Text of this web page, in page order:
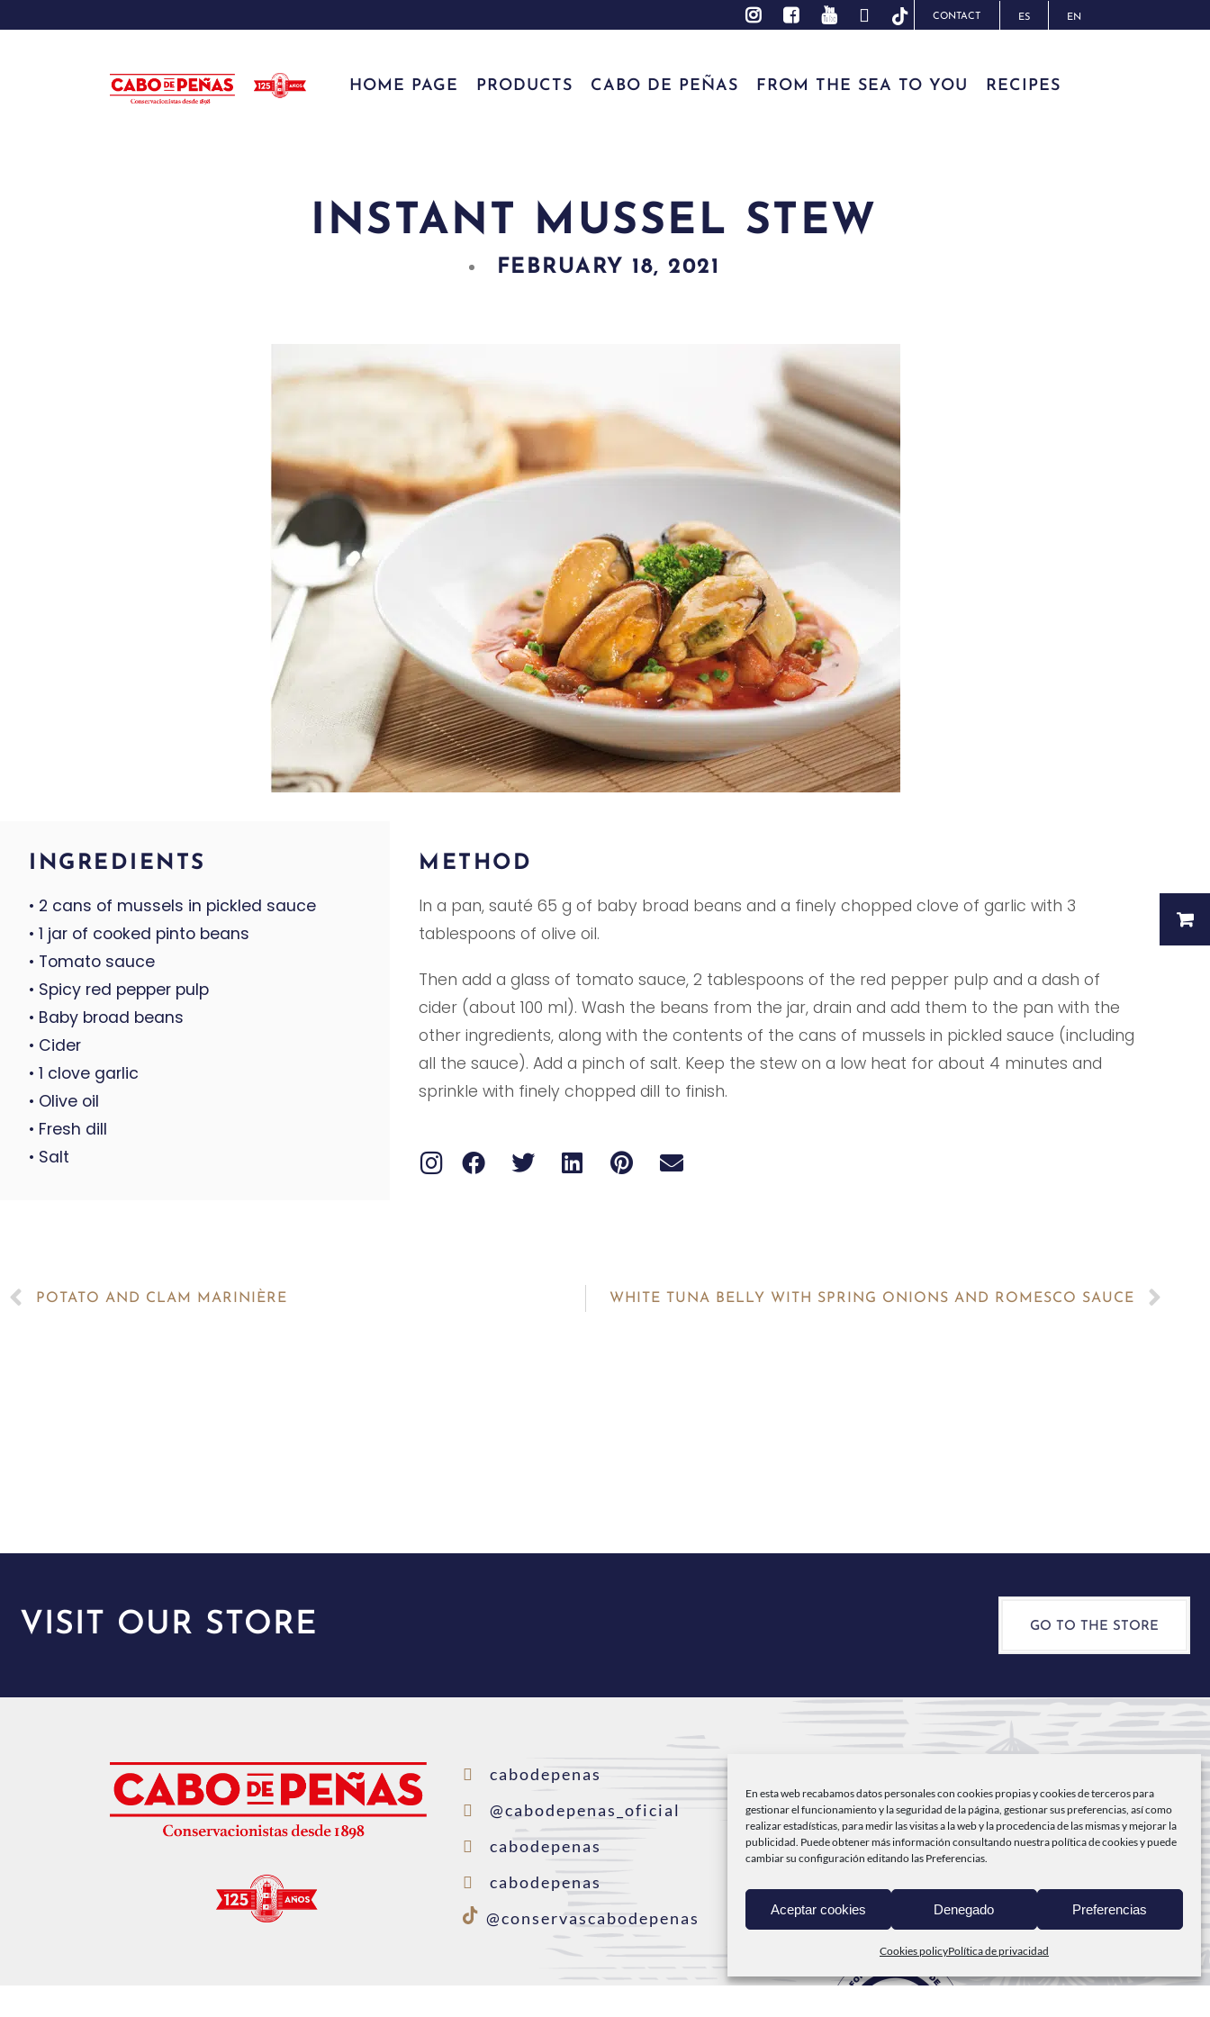
En esta web recabamos datos personales con cookies propias y cookies de terceros para
gestionar el funcionamiento y la seguridad de la página, gestionar sus preferencias, así como
realizar estadísticas, para medir las visitas a la web y la procedencia de las mismas y mejorar la
publicidad. Puede obtener más información consultando nuestrapolítica de cookiesy puede
cambiar su configuración editando las Preferencias.
Aceptar cookies Denegado Preferencias
Cookies policyPolítica de privacidad
CONTACT ES EN
HOME PAGE PRODUCTS CABO DE PEÑAS FROM THE SEA TO YOU RECIPES
INSTANT MUSSEL STEW
FEBRUARY 18, 2021
INGREDIENTS
• 2 cans of mussels in pickled sauce
• 1 jar of cooked pinto beans
• Tomato sauce
• Spicy red pepper pulp
• Baby broad beans
• Cider
• 1 clove garlic
• Olive oil
• Fresh dill
• Salt
METHOD
In a pan, sauté 65 g of baby broad beans and a finely chopped clove of garlic with 3
tablespoons of olive oil.
Then add a glass of tomato sauce, 2 tablespoons of the red pepper pulp and a dash of
cider (about 100 ml). Wash the beans from the jar, drain and add them to the pan with the
other ingredients, along with the contents of the cans of mussels in pickled sauce (including
all the sauce). Add a pinch of salt. Keep the stew on a low heat for about 4 minutes and
sprinkle with finely chopped dill to finish.
POTATO AND CLAM MARINIÈRE WHITE TUNA BELLY WITH SPRING ONIONS AND ROMESCO SAUCE
VISIT OUR STORE GO TO THE STORE
cabodepenas
@cabodepenas_oficial
cabodepenas
cabodepenas
@conservascabodepenas
CABO DE PEÑAS
PRODUCTS
CONTACT